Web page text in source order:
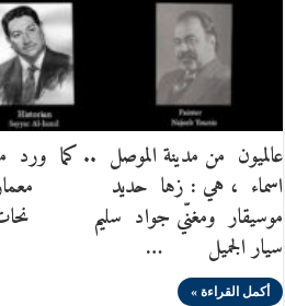
عالميون من مدينة الموصل .. كما
اسماء ، هي : زها حديد
موسيقار ومغنّي جواد سليم
سيار الجميل …
أكمل القراءة »